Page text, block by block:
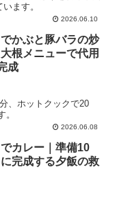
ます。
2026.06.10
かぶと豚バラの炒
根メニューで代用
成
、ホットクックで20
2026.06.08
カレー｜準備10
完成する夕飯の救